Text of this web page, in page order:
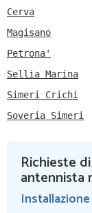
Cerva
Magisano
Petrona'
Sellia Marina
Simeri Crichi
Soveria Simeri
Richieste
antennista